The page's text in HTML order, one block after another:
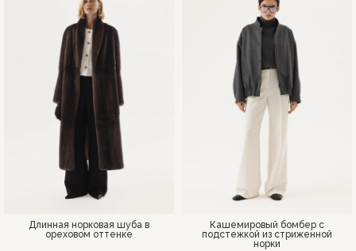
Длинная норковая шуба в
ореховом оттенке
Кашемировый бомбер с
подстежкой из стриженной
норки